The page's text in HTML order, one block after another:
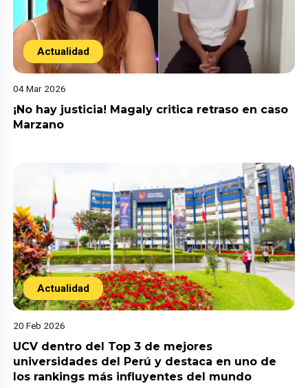
Actualidad
04 Mar 2026
¡No hay justicia! Magaly critica retraso en caso
Marzano
Actualidad
20 Feb 2026
UCV dentro del Top 3 de mejores
universidades del Perú y destaca en uno de
los rankings más influyentes del mundo